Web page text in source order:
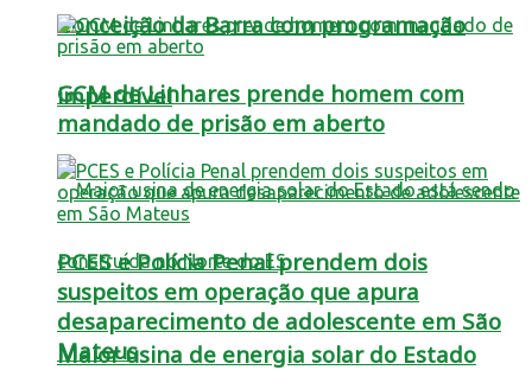
Conceição da Barra com programação
imperdível
Maior usina de energia solar do Estado
GCM de Linhares prende homem com
mandado de prisão em aberto
PCES e Polícia Penal prendem dois
suspeitos em operação que apura
desaparecimento de adolescente em São
Mateus